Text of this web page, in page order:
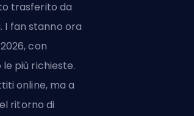
trasferito da
I fan stanno ora
con
più richieste.
online, ma a
ritorno di